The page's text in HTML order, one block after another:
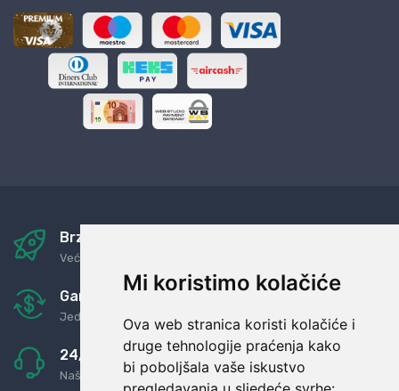
Mi koristimo kolačiće
Ova web stranica koristi kolačiće i
druge tehnologije praćenja kako
bi poboljšala vaše iskustvo
Brza i sigurna dostava
Već za nekoliko dana kod vas
Garancija u povrat novaca
Jednostavno pravilo: Roba za novac
24/7 odlična podrška
Naši agenti uvijek na raspolaganju